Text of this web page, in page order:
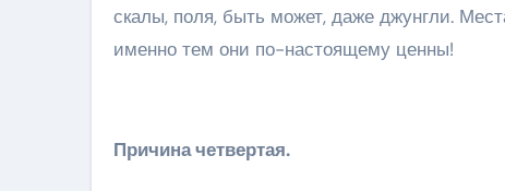
скалы, поля, быть может, даже джунгли.
именно тем они по-настоящему ценны!
Причина четвертая.